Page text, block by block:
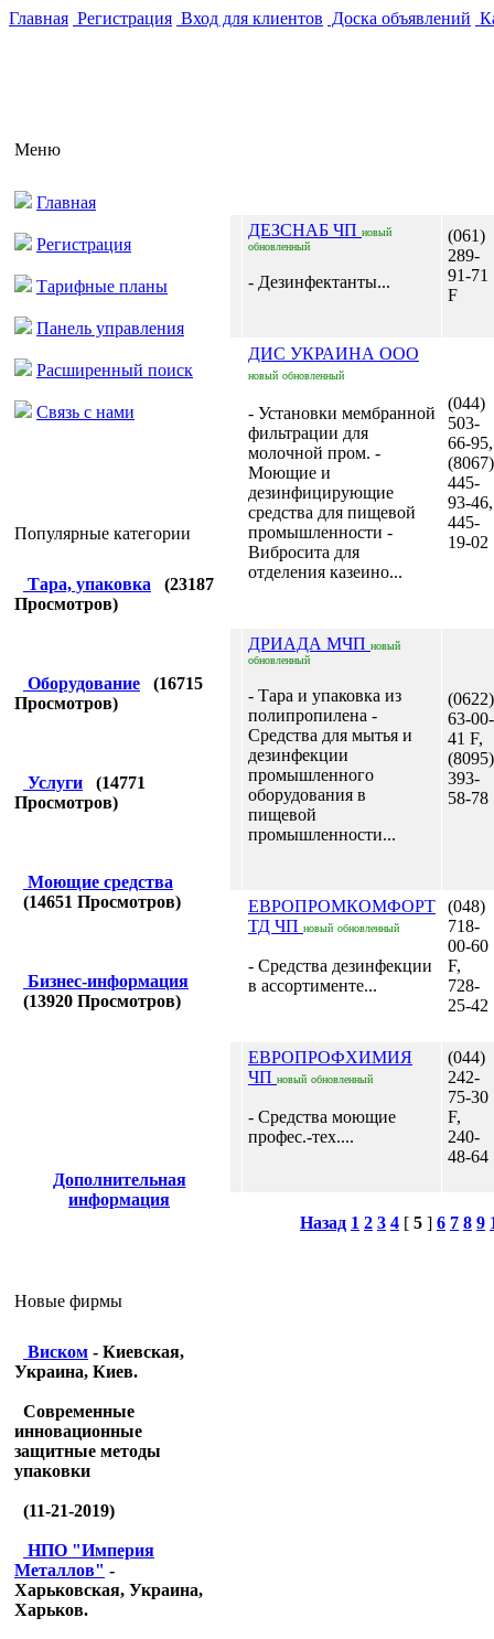
Главная Регистрация Вход для клиентов Доска объявлений
Меню
Главная
Регистрация
Тарифные планы
Панель управления
Расширенный поиск
Связь с нами
Популярные категории
Тара, упаковка (23187
Просмотров)
Оборудование (16715
Просмотров)
Услуги (14771
Просмотров)
Моющие средства
(14651 Просмотров)
Бизнес-информация
(13920 Просмотров)
Дополнительная
информация
Новые фирмы
Виском - Киевская,
Украина, Киев.
Современные
инновационные
защитные методы
упаковки
(11-21-2019)
НПО "Империя
Металлов" -
Харьковская, Украина,
Харьков.
ДЕЗСНАБ ЧП новый
обновленный
- Дезинфектанты...
(061)
289-
91-71
F
ДИС УКРАИНА ООО
новый обновленный
- Установки мембранной
фильтрации для
молочной пром. -
Моющие и
дезинфицирующие
средства для пищевой
промышленности -
Вибросита для
отделения казеино...
(044)
503-
66-95,
(8067)
445-
93-46,
445-
19-02
ДРИАДА МЧП новый
обновленный
- Тара и упаковка из
полипропилена -
Средства для мытья и
дезинфекции
промышленного
оборудования в
пищевой
промышленности...
(0622)
63-00-
41 F,
(8095)
393-
58-78
ЕВРОПРОМКОМФОРТ
ТД ЧП новый обновленный
- Средства дезинфекции
в ассортименте...
(048)
718-
00-60
F,
728-
25-42
ЕВРОПРОФХИМИЯ
ЧП новый обновленный
- Средства моющие
профес.-тех....
(044)
242-
75-30
F,
240-
48-64
Назад 1 2 3 4 [ 5 ] 6 7 8 9